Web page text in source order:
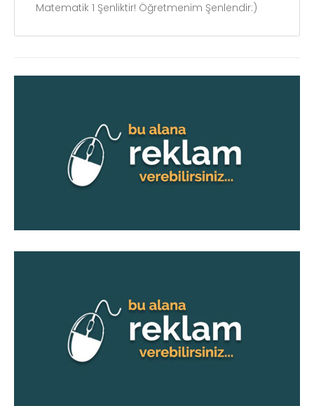
Matematik 1 Şenliktir! Öğretmenim Şenlendir:)